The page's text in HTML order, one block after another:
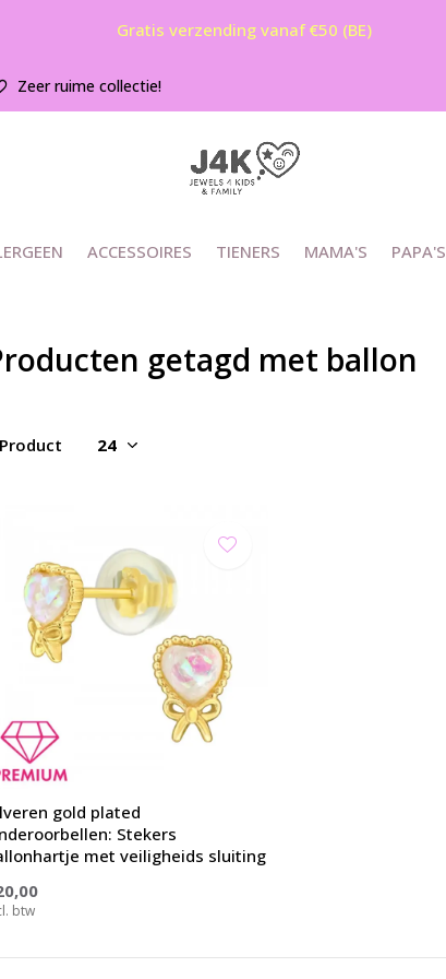
ACCESSOIRES TIENERS MAMA'S PAPA'S
Zeer ruime collectie!
Gratis verzending vanaf €50 (BE)
getagd met ballon
gold plated
Stekers
met veiligheids sluiting
btw